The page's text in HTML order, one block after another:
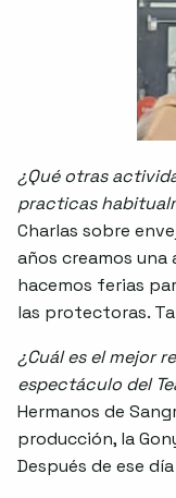
¿Qué otras
practicas
Charlas sobre
años creamos
hacemos ferias
las protectoras.
¿Cuál es el mejor
espectáculo del
Hermanos de
producción, la
Después de ese